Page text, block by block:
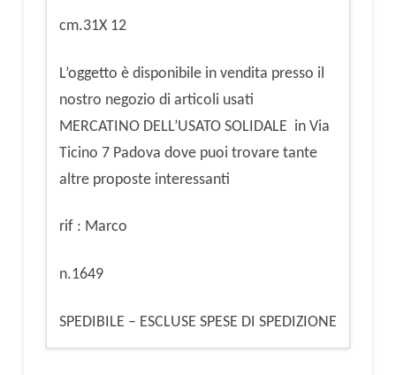
cm.31X 12
L’oggetto è disponibile in vendita presso il
nostro negozio di articoli usati
MERCATINO DELL’USATO SOLIDALE in Via
Ticino 7 Padova dove puoi trovare tante
altre proposte interessanti
rif : Marco
n.1649
SPEDIBILE – ESCLUSE SPESE DI SPEDIZIONE